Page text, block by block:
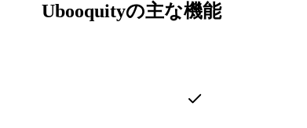
Ubooquityの主な機能